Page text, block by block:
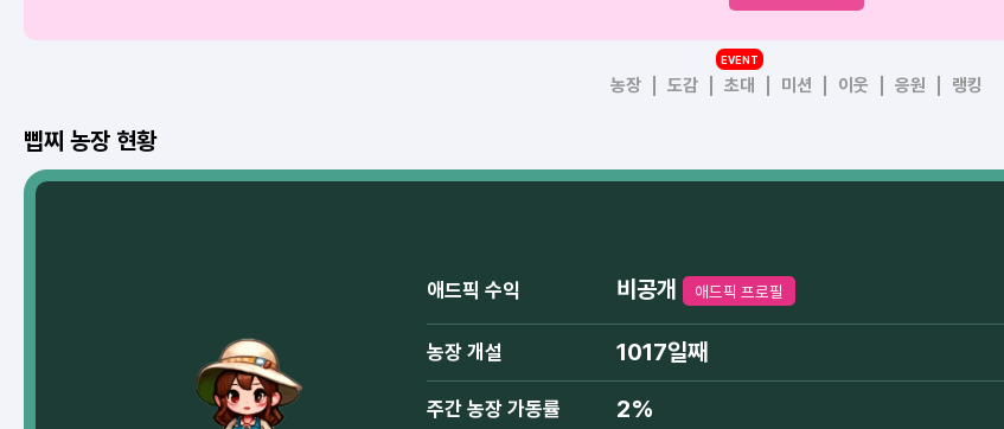
농장 도감 초대
EVENT
미션 이웃 응원 랭킹
삡찌 농장 현황
애드픽 수익 비공개 애드픽 프로필
농장 개설 1017일째
주간 농장 가동률 2%